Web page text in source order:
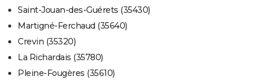
Saint-Jouan-des-Guérets (35430)
Martigné-Ferchaud (35640)
Crevin (35320)
La Richardais (35780)
Pleine-Fougères (35610)